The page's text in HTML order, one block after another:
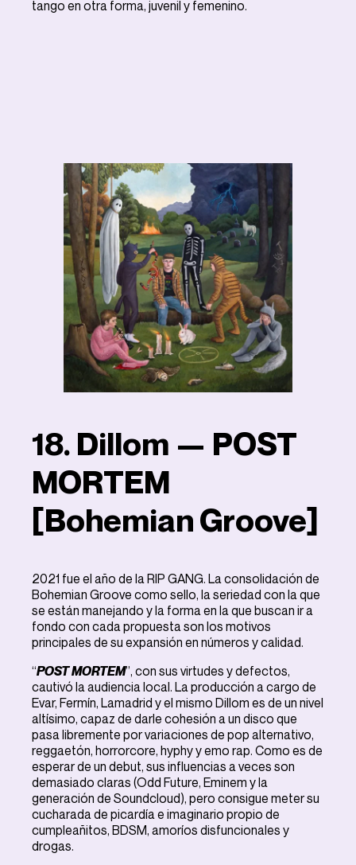
tango en otra forma, juvenil y femenino.
18. Dillom — POST
MORTEM
[Bohemian Groove]
2021 fue el año de la RIP GANG. La consolidación de
Bohemian Groove como sello, la seriedad con la que
se están manejando y la forma en la que buscan ir a
fondo con cada propuesta son los motivos
principales de su expansión en números y calidad.
“POST MORTEM”, con sus virtudes y defectos,
cautivó la audiencia local. La producción a cargo de
Evar, Fermín, Lamadrid y el mismo Dillom es de un nivel
altísimo, capaz de darle cohesión a un disco que
pasa libremente por variaciones de pop alternativo,
reggaetón, horrorcore, hyphy y emo rap. Como es de
esperar de un debut, sus influencias a veces son
demasiado claras (Odd Future, Eminem y la
generación de Soundcloud), pero consigue meter su
cucharada de picardía e imaginario propio de
cumpleañitos, BDSM, amoríos disfuncionales y
drogas.